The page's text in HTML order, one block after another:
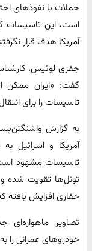
حملات یا نفوذهای
آمریکا هدف قرار
جفری لوئیس،
گفت: «ایران
تاسیسات را برای
به گزارش
آمریکا و اسرائیل
تاسیسات مشهود
تونل‌ها تقویت شده
حفاری افزایش یافته
تصاویر
خودروهای عمرانی را